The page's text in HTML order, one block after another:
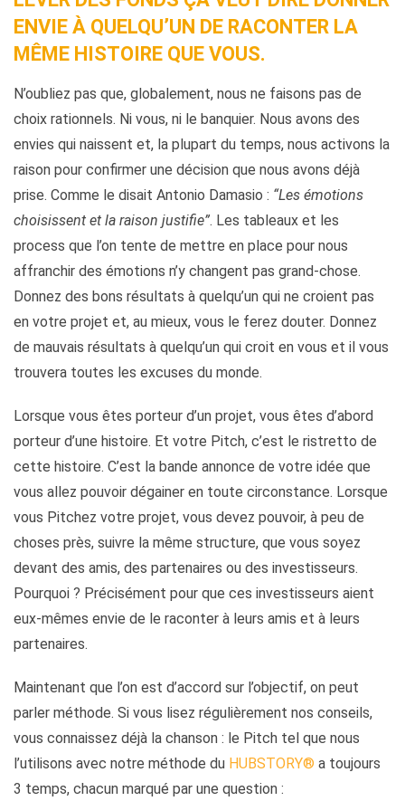
ENVIE À QUELQU’UN DE RACONTER LA
MÊME HISTOIRE QUE VOUS.
N’oubliez pas que, globalement, nous ne faisons pas de
choix rationnels. Ni vous, ni le banquier. Nous avons des
envies qui naissent et, la plupart du temps, nous activons la
raison pour confirmer une décision que nous avons déjà
prise. Comme le disait Antonio Damasio : “Les émotions
choisissent et la raison justifie”. Les tableaux et les
process que l’on tente de mettre en place pour nous
affranchir des émotions n’y changent pas grand-chose.
Donnez des bons résultats à quelqu’un qui ne croient pas
en votre projet et, au mieux, vous le ferez douter. Donnez
de mauvais résultats à quelqu’un qui croit en vous et il vous
trouvera toutes les excuses du monde.
Lorsque vous êtes porteur d’un projet, vous êtes d’abord
porteur d’une histoire. Et votre Pitch, c’est le ristretto de
cette histoire. C’est la bande annonce de votre idée que
vous allez pouvoir dégainer en toute circonstance. Lorsque
vous Pitchez votre projet, vous devez pouvoir, à peu de
choses près, suivre la même structure, que vous soyez
devant des amis, des partenaires ou des investisseurs.
Pourquoi ? Précisément pour que ces investisseurs aient
eux-mêmes envie de le raconter à leurs amis et à leurs
partenaires.
Maintenant que l’on est d’accord sur l’objectif, on peut
parler méthode. Si vous lisez régulièrement nos conseils,
vous connaissez déjà la chanson : le Pitch tel que nous
l’utilisons avec notre méthode du HUBSTORY® a toujours
3 temps, chacun marqué par une question :